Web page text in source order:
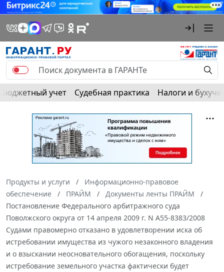
Бюджетный учет Судебная практика Налоги и
Продукты и услуги
Информационно-правовое
обеспечение
ПРАЙМ
Документы ленты ПРАЙМ
Постановление Федерального арбитражного суда
Поволжского округа от 14 апреля 2009 г. N А55-8383/2008
Судами правомерно отказано в удовлетворении иска об
истребовании имущества из чужого незаконного владения
и о взыскании неосновательного обогащения, поскольку
истребование земельного участка фактически будет